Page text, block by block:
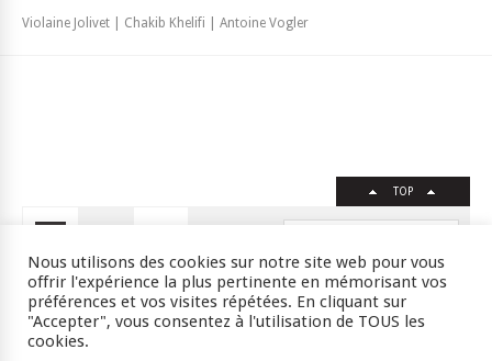
Violaine Jolivet | Chakib Khelifi | Antoine Vogler
TOP
Crédits RSS Plan du site
Nous utilisons des cookies sur notre site web pour vous
offrir l'expérience la plus pertinente en mémorisant vos
préférences et vos visites répétées. En cliquant sur
"Accepter", vous consentez à l'utilisation de TOUS les
cookies.